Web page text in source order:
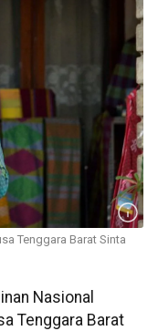
Tenggara Barat Sinta
Nasional
Tenggara Barat